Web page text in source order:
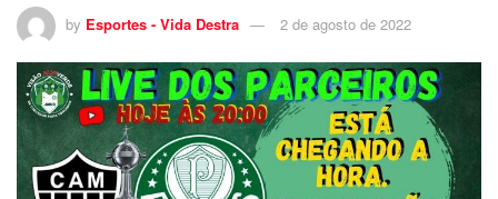
by Esportes - Vida Destra 2 de agosto de 2022